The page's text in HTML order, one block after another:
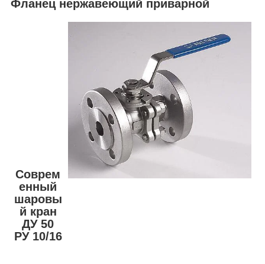
Фланец нержавеющий приварной
Соврем
енный
шаровы
й кран
ДУ 50
РУ 10/16